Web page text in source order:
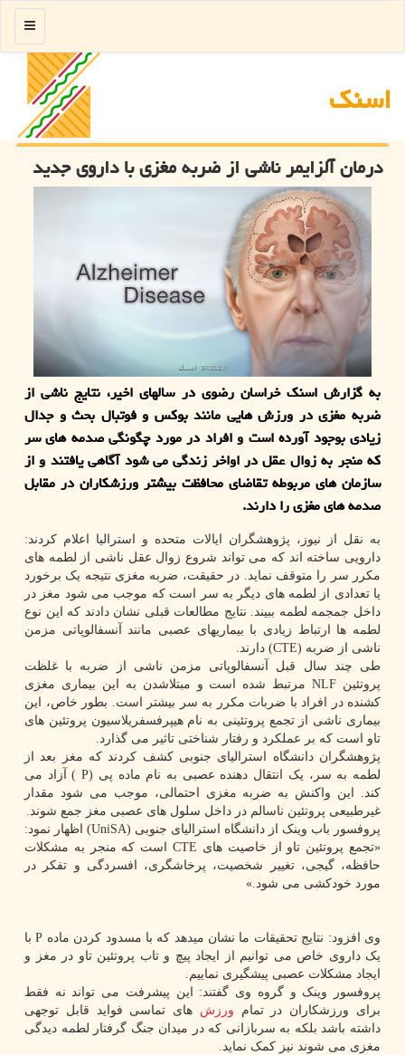
اسنك
منو
درمان آلزایمر ناشی از ضربه مغزی با داروی جدید
به گزارش اسنک خراسان رضوی در سالهای اخیر، نتایج ناشی از
ضربه مغزی در ورزش هایی مانند بوکس و فوتبال بحث و جدال
زیادی بوجود آورده است و افراد در مورد چگونگی صدمه های سر
که منجر به زوال عقل در اواخر زندگی می شود آگاهی یافتند و از
سازمان های مربوطه تقاضای محافظت بیشتر ورزشکاران در مقابل
صدمه های مغزی را دارند.
به نقل از نیوز، پژوهشگران ایالات متحده و استرالیا اعلام کردند:
دارویی ساخته اند که می تواند شروع زوال عقل ناشی از لطمه های
مکرر سر را متوقف نماید. در حقیقت، ضربه مغزی نتیجه یک برخورد
یا تعدادی از لطمه های دیگر به سر است که موجب می شود مغز در
داخل جمجمه لطمه ببیند. نتایج مطالعات قبلی نشان دادند که این نوع
لطمه ها ارتباط زیادی با بیماریهای عصبی مانند آنسفالوپاتی مزمن
ناشی از ضربه (CTE) دارند.
طی چند سال قبل آنسفالوپاتی مزمن ناشی از ضربه با غلظت
پروتئین NLF مرتبط شده است و مبتلاشدن به این بیماری مغزی
کشنده در افراد با ضربات مکرر به سر بیشتر است. بطور خاص، این
بیماری ناشی از تجمع پروتئینی به نام هیپرفسفریلاسیون پروتئین های
تاو است که بر عملکرد و رفتار شناختی تاثیر می گذارد.
پژوهشگران دانشگاه استرالیای جنوبی کشف کردند که مغز بعد از
لطمه به سر، یک انتقال دهنده عصبی به نام ماده پی (P ) آزاد می
کند. این واکنش به ضربه مغزی احتمالی، موجب می شود مقدار
غیرطبیعی پروتئین ناسالم در داخل سلول های عصبی مغز جمع شوند.
پروفسور باب وینک از دانشگاه استرالیای جنوبی (UniSA) اظهار نمود:
«تجمع پروتئین تاو از خاصیت های CTE است که منجر به مشکلات
حافظه، گیجی، تغییر شخصیت، پرخاشگری، افسردگی و تفکر در
مورد خودکشی می شود.»
وی افزود: نتایج تحقیقات ما نشان میدهد که با مسدود کردن ماده P با
یک داروی خاص می توانیم از ایجاد پیچ و تاب پروتئین تاو در مغز و
ایجاد مشکلات عصبی پیشگیری نماییم.
پروفسور وینک و گروه وی گفتند: این پیشرفت می تواند نه فقط
برای ورزشکاران در تمام ورزش های تماسی فواید قابل توجهی
داشته باشد بلکه به سربازانی که در میدان جنگ گرفتار لطمه دیدگی
مغزی می شوند نیز کمک نماید.